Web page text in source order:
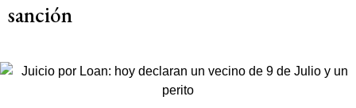
sanción